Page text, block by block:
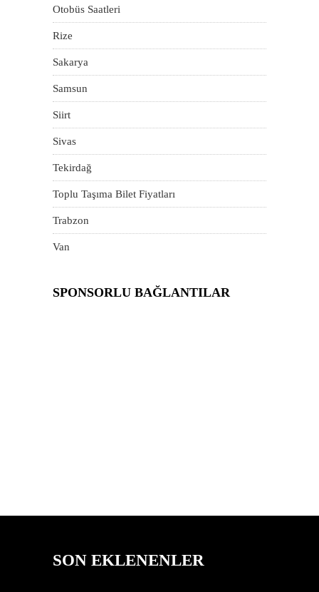
Otobüs Saatleri
Rize
Sakarya
Samsun
Siirt
Sivas
Tekirdağ
Toplu Taşıma Bilet Fiyatları
Trabzon
Van
SPONSORLU BAĞLANTILAR
SON EKLENENLER